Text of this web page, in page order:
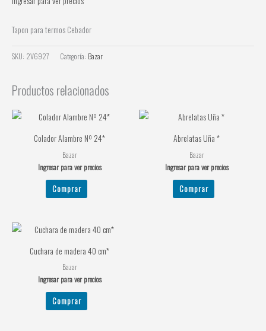
Tapon para termos Cebador
SKU: 2V6927 Categoría: Bazar
Productos relacionados
Colador Alambre Nº 24*
Bazar
Ingresar para ver precios
Comprar
Abrelatas Uña *
Bazar
Ingresar para ver precios
Comprar
Cuchara de madera 40 cm*
Bazar
Ingresar para ver precios
Comprar